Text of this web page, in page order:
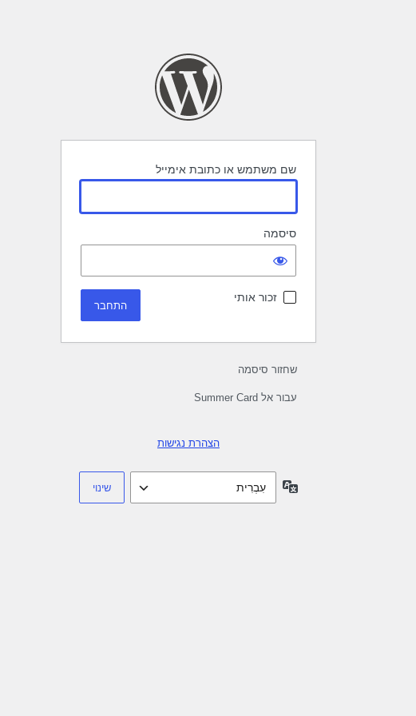
שם משתמש או כתובת אימייל
סיסמה
זכור אותי
שחזור סיסמה
עבור אל Summer Card
הצהרת נגישות
שפה